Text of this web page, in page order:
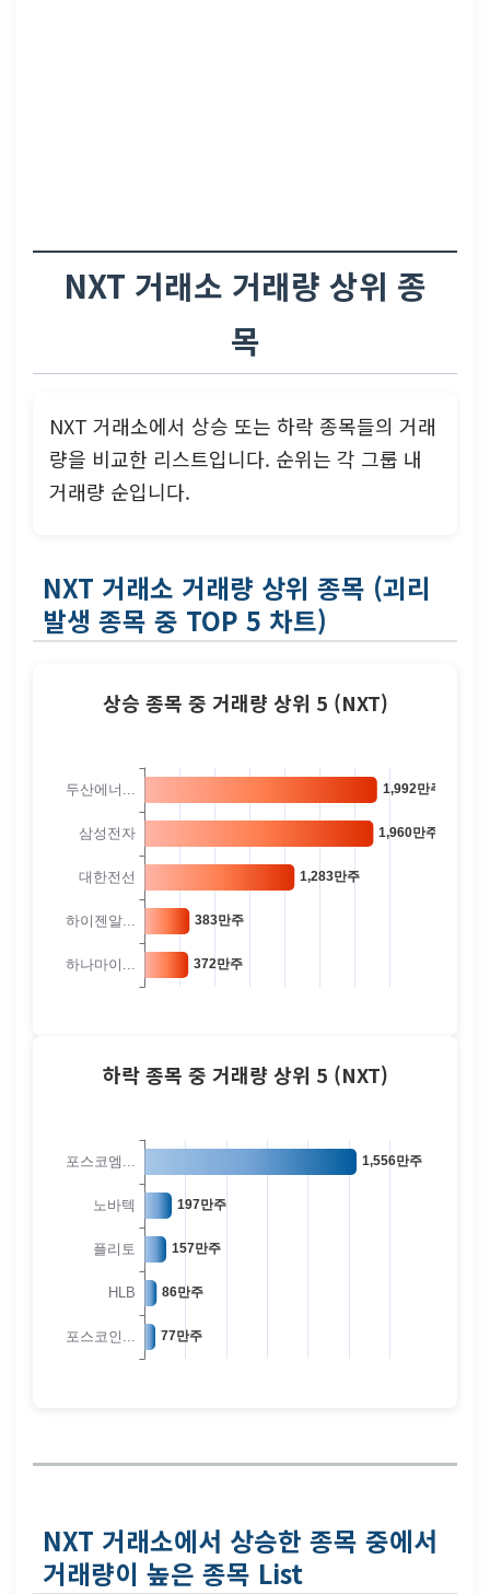
NXT 거래소 거래량 상위 종
목
NXT 거래소에서 상승 또는 하락 종목들의 거래
량을 비교한 리스트입니다. 순위는 각 그룹 내
거래량 순입니다.
NXT 거래소 거래량 상위 종목 (괴리
발생 종목 중 TOP 5 차트)
상승 종목 중 거래량 상위 5 (NXT)
하락 종목 중 거래량 상위 5 (NXT)
NXT 거래소에서 상승한 종목 중에서
거래량이 높은 종목 List